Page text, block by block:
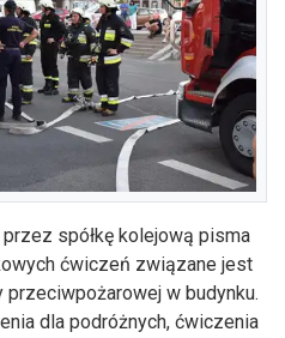
spółkę kolejową pisma
ćwiczeń związane jest
w budynku.
dla podróżnych, ćwiczenia